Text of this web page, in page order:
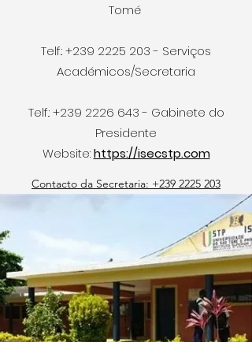
Tomé
Telf.:+239 2225 203- Serviços
Académicos/Secretaria
Telf.:+239 2226 643- Gabinete do
Presidente
Website: https://isecstp.com
Contacto da Secretaria: +239 2225 203